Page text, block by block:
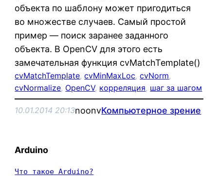
объекта по шаблону может пригодиться
во множестве случаев. Самый простой
пример — поиск заранее заданного
объекта. В OpenCV для этого есть
замечательная функция cvMatchTemplate()
cvMatchTemplate, cvMinMaxLoc, cvNorm
cvNormalize, OpenCV, корреляция, шаг за шагом
10.01.2014 20:13noonvКомпьютерное зрение
Arduino
Что такое Arduino?